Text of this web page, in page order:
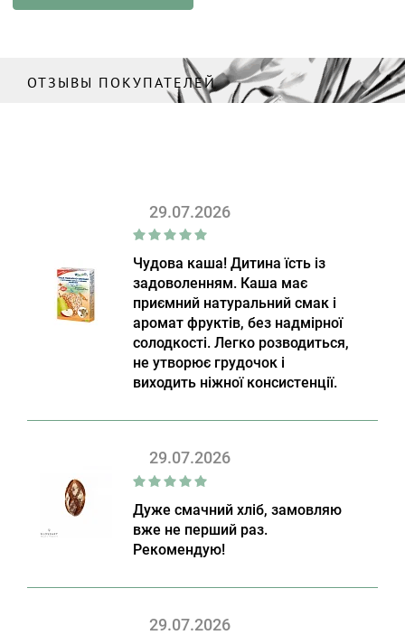
ОТЗЫВЫ ПОКУПАТЕЛЕЙ
29.07.2026
Чудова каша! Дитина їсть із
задоволенням. Каша має
приємний натуральний смак і
аромат фруктів, без надмірної
солодкості. Легко розводиться,
не утворює грудочок і
виходить ніжної консистенції.
29.07.2026
Дуже смачний хліб, замовляю
вже не перший раз.
Рекомендую!
29.07.2026